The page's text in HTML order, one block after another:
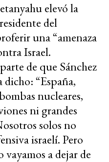
elevó la
del
una “amenaza
Israel.
de que Sánchez
“España,
nucleares,
ni grandes
solos no
israelí. Pero
a dejar de